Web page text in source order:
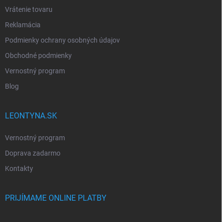
Vrátenie tovaru
Reklamácia
Podmienky ochrany osobných údajov
Obchodné podmienky
Vernostný program
Blog
LEONTYNA.SK
Vernostný program
Doprava zadarmo
Kontakty
PRIJÍMAME ONLINE PLATBY